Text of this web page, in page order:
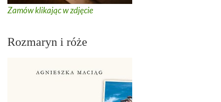
Zamów klikając w zdjęcie
Rozmaryn i róże